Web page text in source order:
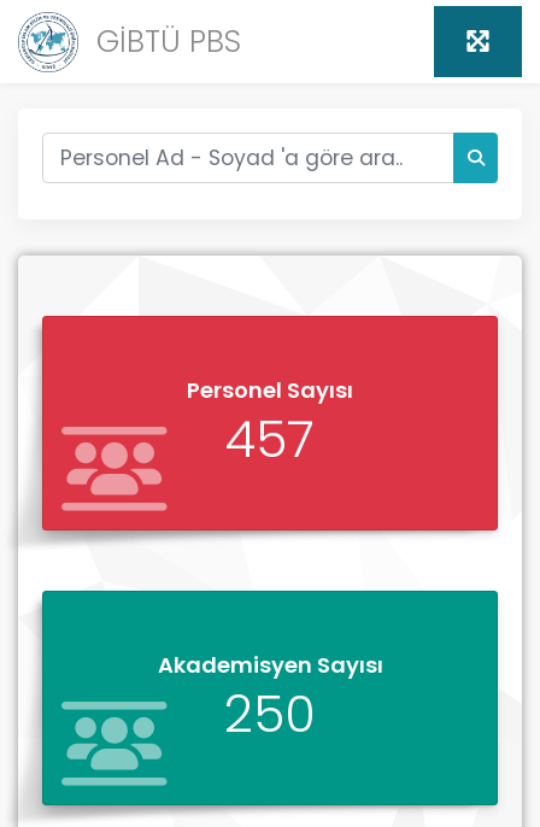
GİBTÜ PBS
Personel Sayısı
457
Akademisyen Sayısı
250